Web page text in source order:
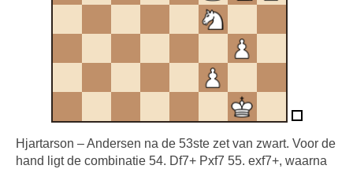
Hjartarson – Andersen na de 53ste zet van zwart. Voor de
hand ligt de combinatie 54. Df7+ Pxf7 55. exf7+, waarna